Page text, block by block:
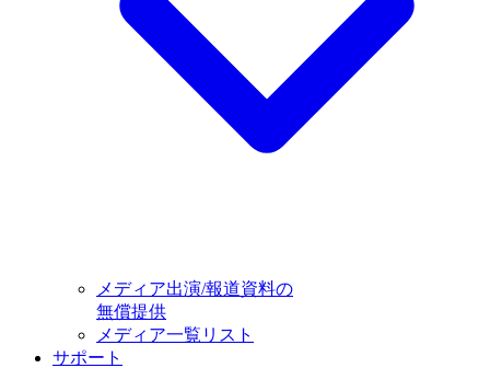
メディア出演/報道資料の
無償提供
メディア一覧リスト
サポート